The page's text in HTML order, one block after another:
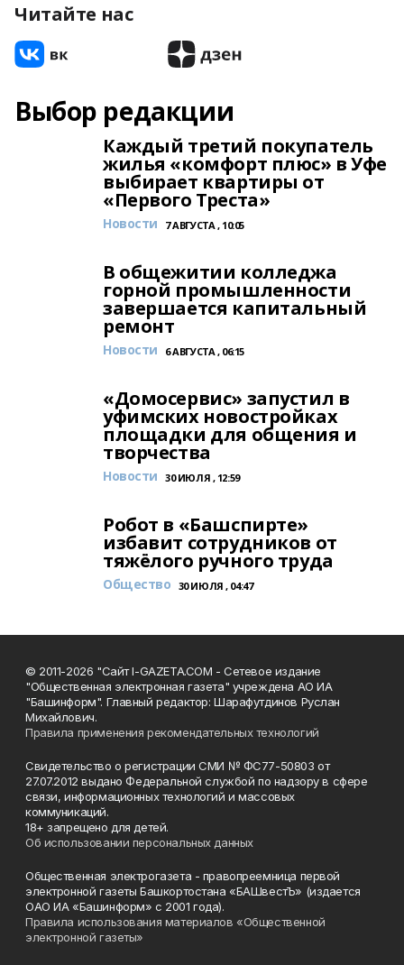
Читайте нас
Выбор редакции
Каждый третий покупатель
жилья «комфорт плюс» в Уфе
выбирает квартиры от
«Первого Треста»
Новости 7 АВГУСТА , 10:05
В общежитии колледжа
горной промышленности
завершается капитальный
ремонт
Новости 6 АВГУСТА , 06:15
«Домосервис» запустил в
уфимских новостройках
площадки для общения и
творчества
Новости 30 ИЮЛЯ , 12:59
Робот в «Башспирте»
избавит сотрудников от
тяжёлого ручного труда
Общество 30 ИЮЛЯ , 04:47
© 2011-2026 "Сайт I-GAZETA.COM - Сетевое издание
"Общественная электронная газета" учреждена АО ИА
"Башинформ". Главный редактор: Шарафутдинов Руслан
Михайлович.
Правила применения рекомендательных технологий
Свидетельство о регистрации СМИ № ФС77-50803 от
27.07.2012 выдано Федеральной службой по надзору в сфере
связи, информационных технологий и массовых
коммуникаций.
18+ запрещено для детей.
Об использовании персональных данных
Общественная электрогазета - правопреемница первой
электронной газеты Башкортостана «БАШвестЪ» (издается
ОАО ИА «Башинформ» с 2001 года).
Правила использования материалов «Общественной
электронной газеты»